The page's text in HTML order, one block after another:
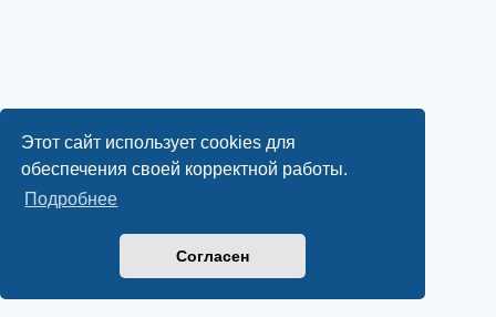
Этот сайт использует cookies для
обеспечения своей корректной работы.
Подробнее
Согласен